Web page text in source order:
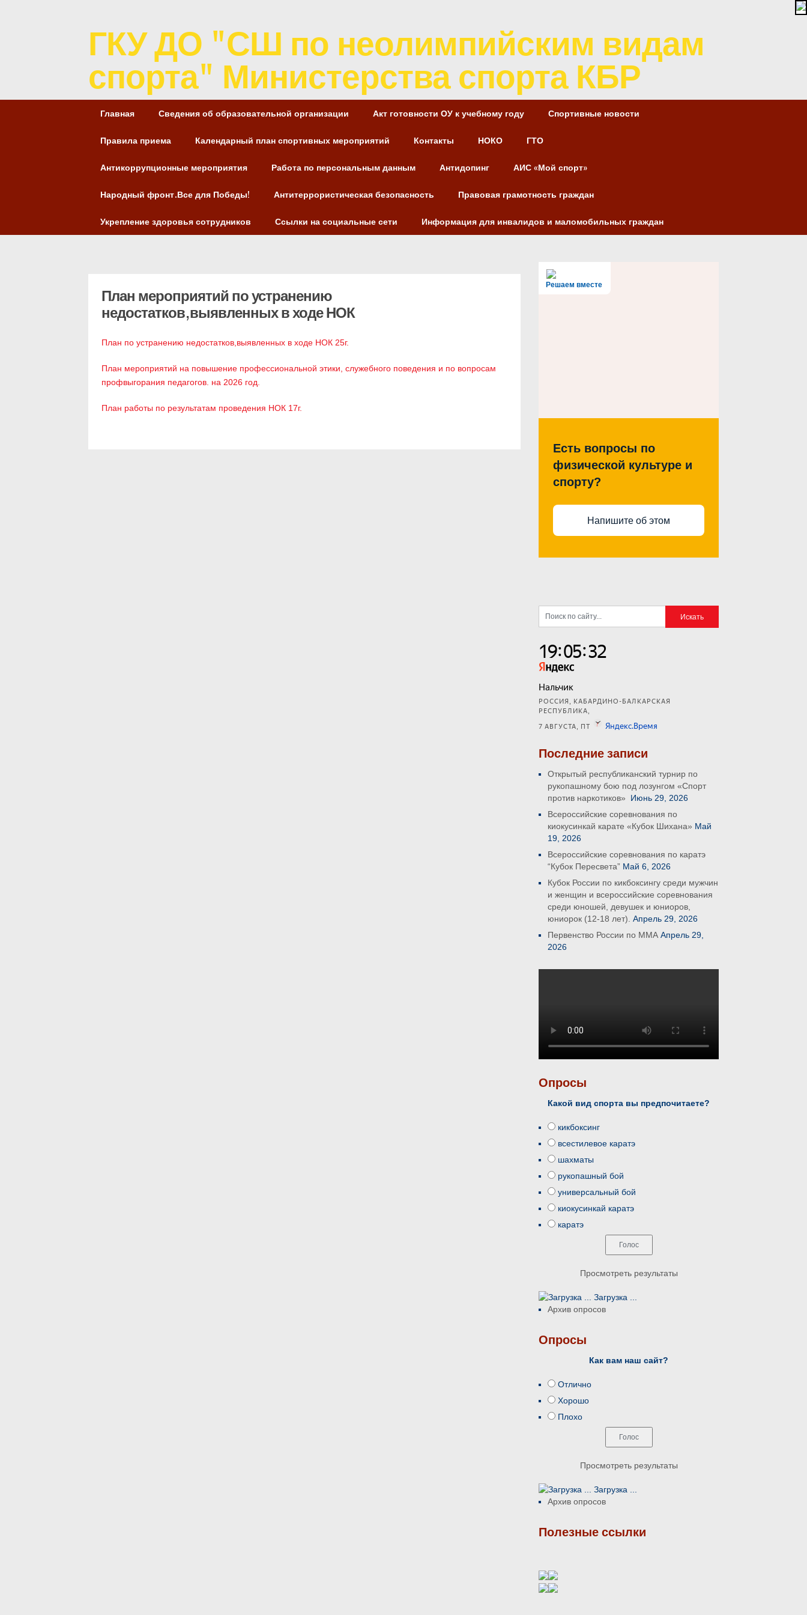
ГКУ ДО "СШ по неолимпийским видам
спорта" Министерства спорта КБР
Главная Сведения об образовательной организации Акт готовности ОУ к учебному году
Спортивные новости
Правила приема
Календарный план спортивных мероприятий Контакты НОКО
ГТО
Антикоррупционные мероприятия
Работа по персональным данным Антидопинг
АИС «Мой спорт»
Народный фронт.Все для Победы!
Антитеррористическая безопасность
Правовая грамотность граждан
Укрепление здоровья сотрудников
Ссылки на социальные сети Информация для инвалидов и маломобильных граждан
План мероприятий по устранению
недостатков,выявленных в ходе НОК
План по устранению недостатков,выявленных в ходе НОК 25г.
План мероприятий на повышение профессиональной этики, служебного поведения и по вопросам
профвыгорания педагогов. на 2026 год.
План работы по результатам проведения НОК 17г.
Решаем вместе
Есть вопросы по
физической культуре и
спорту?
Напишите об этом
Последние записи
Открытый республиканский турнир по
рукопашному бою под лозунгом «Спорт
против наркотиков»
Июнь 29, 2026
Всероссийские соревнования по
киокусинкай карате «Кубок Шихана» Май
19, 2026
Всероссийские соревнования по каратэ
“Кубок Пересвета” Май 6, 2026
Кубок России по кикбоксингу среди мужчин
и женщин и всероссийские соревнования
среди юношей, девушек и юниоров,
юниорок (12-18 лет). Апрель 29, 2026
Первенство России по ММА Апрель 29,
2026
Опросы
Какой вид спорта вы предпочитаете?
кикбоксинг
всестилевое каратэ
шахматы
рукопашный бой
универсальный бой
киокусинкай каратэ
каратэ
Просмотреть результаты
Загрузка ...
Архив опросов
Опросы
Как вам наш сайт?
Отлично
Хорошо
Плохо
Просмотреть результаты
Загрузка ...
Архив опросов
Полезные ссылки